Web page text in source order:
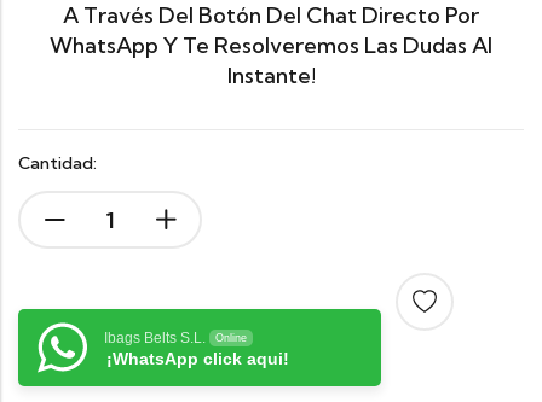
A Través Del Botón Del Chat Directo Por
WhatsApp Y Te Resolveremos Las Dudas Al
Instante!
Cantidad:
Ibags Belts S.L. Online
¡WhatsApp click aqui!